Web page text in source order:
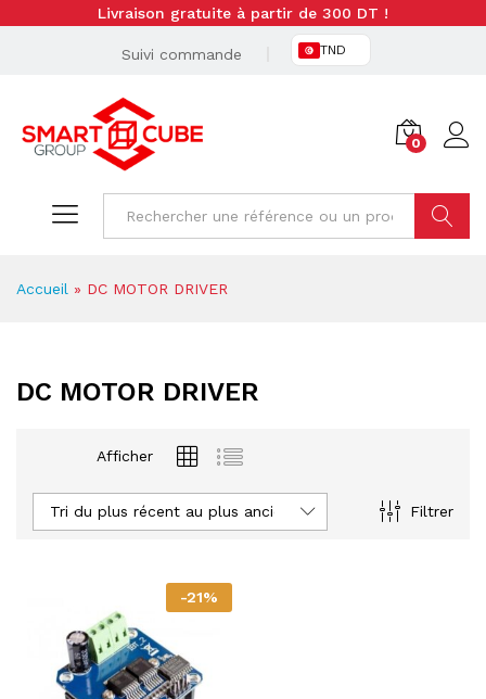
Livraison gratuite à partir de 300 DT !
Suivi commande TND
0
Accueil » DC MOTOR DRIVER
DC MOTOR DRIVER
Afficher
Filtrer
Tri du plus récent au plus ancien
-21%